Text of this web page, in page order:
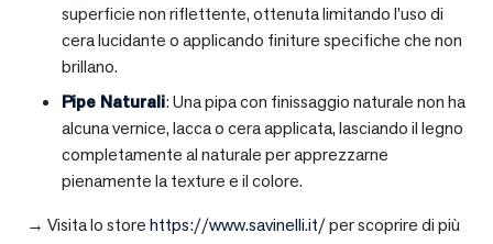
superficie non riflettente, ottenuta limitando l’uso di
cera lucidante o applicando finiture specifiche che non
brillano.
Pipe Naturali: Una pipa con finissaggio naturale non ha
alcuna vernice, lacca o cera applicata, lasciando il legno
completamente al naturale per apprezzarne
pienamente la texture e il colore.
→ Visita lo storehttps://www.savinelli.it/per scoprire di più